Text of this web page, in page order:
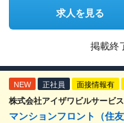
求人を見る
掲載終
NEW 正社員 面接情報有
株式会社アイザワビルサービス
マンションフロント（住